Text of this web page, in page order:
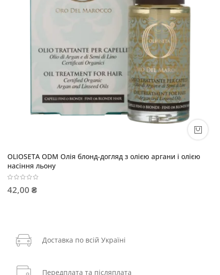
OLIOSETA ODM Олія блонд-догляд з олією аргани і олією
насіння льону
42,00 ₴
Доставка по всій Україні
Передплата та післяплата